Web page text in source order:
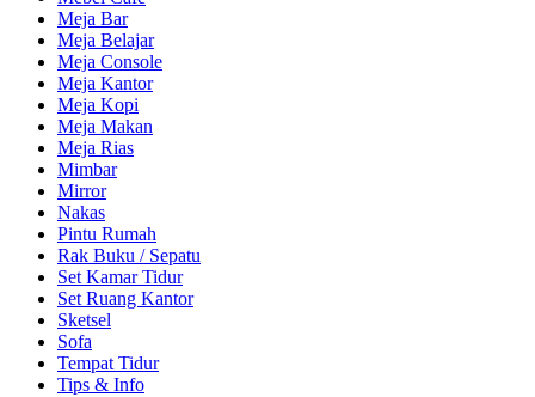
Meja Bar
Meja Belajar
Meja Console
Meja Kantor
Meja Kopi
Meja Makan
Meja Rias
Mimbar
Mirror
Nakas
Pintu Rumah
Rak Buku / Sepatu
Set Kamar Tidur
Set Ruang Kantor
Sketsel
Sofa
Tempat Tidur
Tips & Info